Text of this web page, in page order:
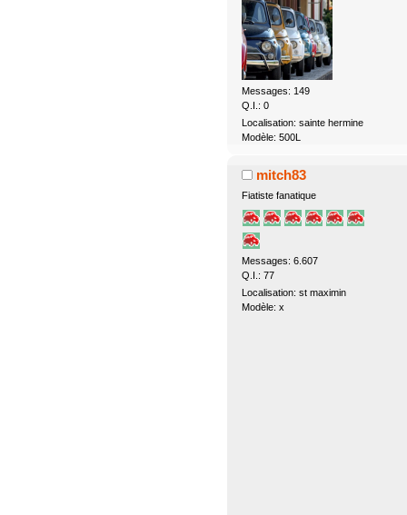
Messages: 149
Q.I.: 0
Localisation: sainte hermine
Modèle: 500L
mitch83
Fiatiste fanatique
Messages: 6.607
Q.I.: 77
Localisation: st maximin
Modèle: x